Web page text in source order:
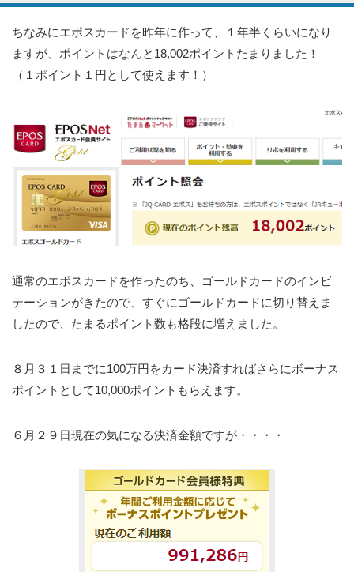
ちなみにエポスカードを昨年に作って、１年半くらいになり
ますが、ポイントはなんと18,002ポイントたまりました！
（１ポイント１円として使えます！）
通常のエポスカードを作ったのち、ゴールドカードのインビ
テーションがきたので、すぐにゴールドカードに切り替えま
したので、たまるポイント数も格段に増えました。
８月３１日までに100万円をカード決済すればさらにボーナス
ポイントとして10,000ポイントもらえます。
６月２９日現在の気になる決済金額ですが・・・・